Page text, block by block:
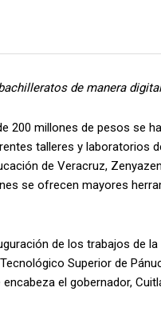
de manera
200 millones de pesos se
talleres y laboratorios
de Veracruz,
se ofrecen mayores
de los trabajos de la
Superior de
el gobernador,